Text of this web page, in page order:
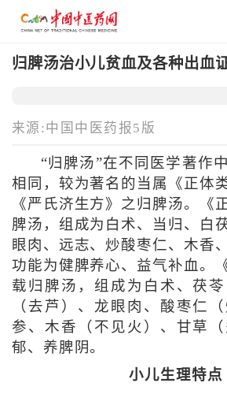
归脾汤治小儿贫血及各种出血
来源:中国中医药报5版
“归脾汤”在不同医学著作
相同，较为著名的当属《正体
《严氏济生方》之归脾汤。《
脾汤，组成为白术、当归、白
眼肉、远志、炒酸枣仁、木香
功能为健脾养心、益气补血。
载归脾汤，组成为白术、茯
（去芦）、龙眼肉、酸枣仁
参、木香（不见火）、甘草
郁、养脾阴。
小儿生理特点